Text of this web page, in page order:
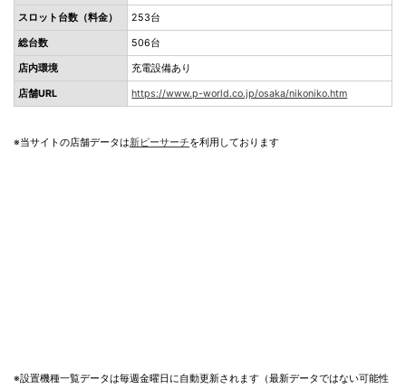
スロット台数（料金） 253台
総台数 506台
店内環境 充電設備あり
店舗URL https://www.p-world.co.jp/osaka/nikoniko.htm
※当サイトの店舗データは新ピーサーチを利用しております
※設置機種一覧データは毎週金曜日に自動更新されます（最新データではない可能性